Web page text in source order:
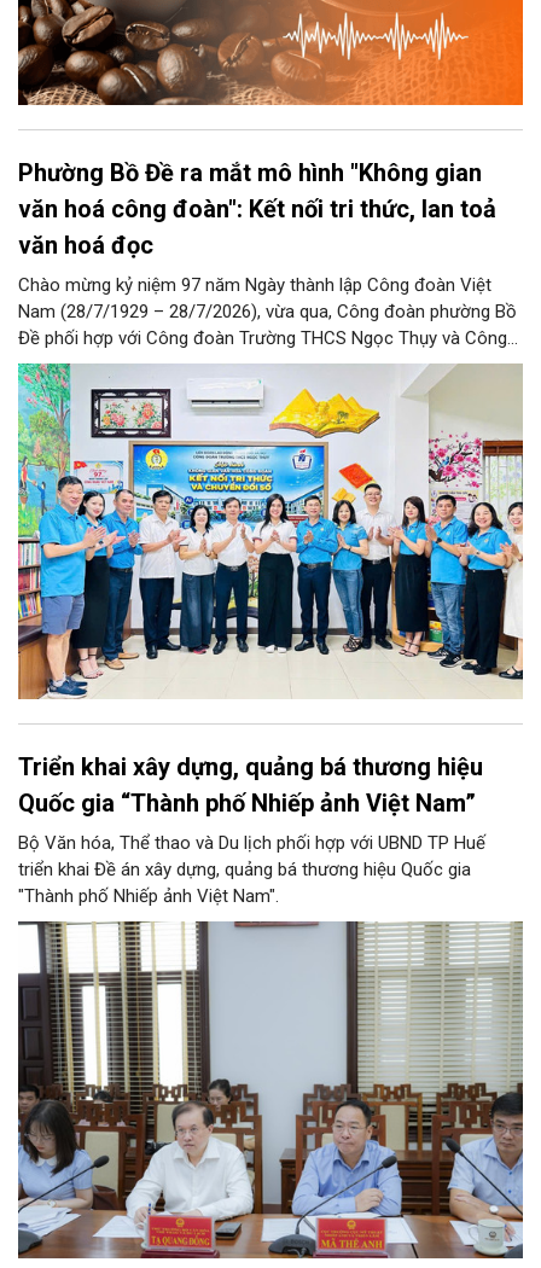
Phường Bồ Đề ra mắt mô hình "Không gian
văn hoá công đoàn": Kết nối tri thức, lan toả
văn hoá đọc
Chào mừng kỷ niệm 97 năm Ngày thành lập Công đoàn Việt
Nam (28/7/1929 – 28/7/2026), vừa qua, Công đoàn phường Bồ
Đề phối hợp với Công đoàn Trường THCS Ngọc Thụy và Công
đoàn Trường Tiểu học Ái Mộ B tổ chức Lễ ra mắt Mô hình
“Không gian văn hóa công đoàn”.
Triển khai xây dựng, quảng bá thương hiệu
Quốc gia “Thành phố Nhiếp ảnh Việt Nam”
Bộ Văn hóa, Thể thao và Du lịch phối hợp với UBND TP Huế
triển khai Đề án xây dựng, quảng bá thương hiệu Quốc gia
"Thành phố Nhiếp ảnh Việt Nam".